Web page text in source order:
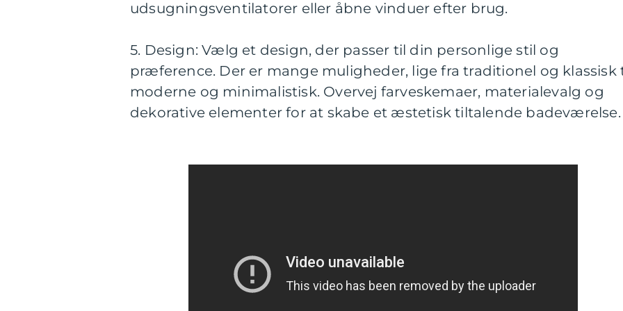
udsugningsventilatorer eller åbne vinduer efter brug.
5. Design: Vælg et design, der passer til din personlige stil og
præference. Der er mange muligheder, lige fra traditionel og klassisk
moderne og minimalistisk. Overvej farveskemaer, materialevalg og
dekorative elementer for at skabe et æstetisk tiltalende badeværelse.